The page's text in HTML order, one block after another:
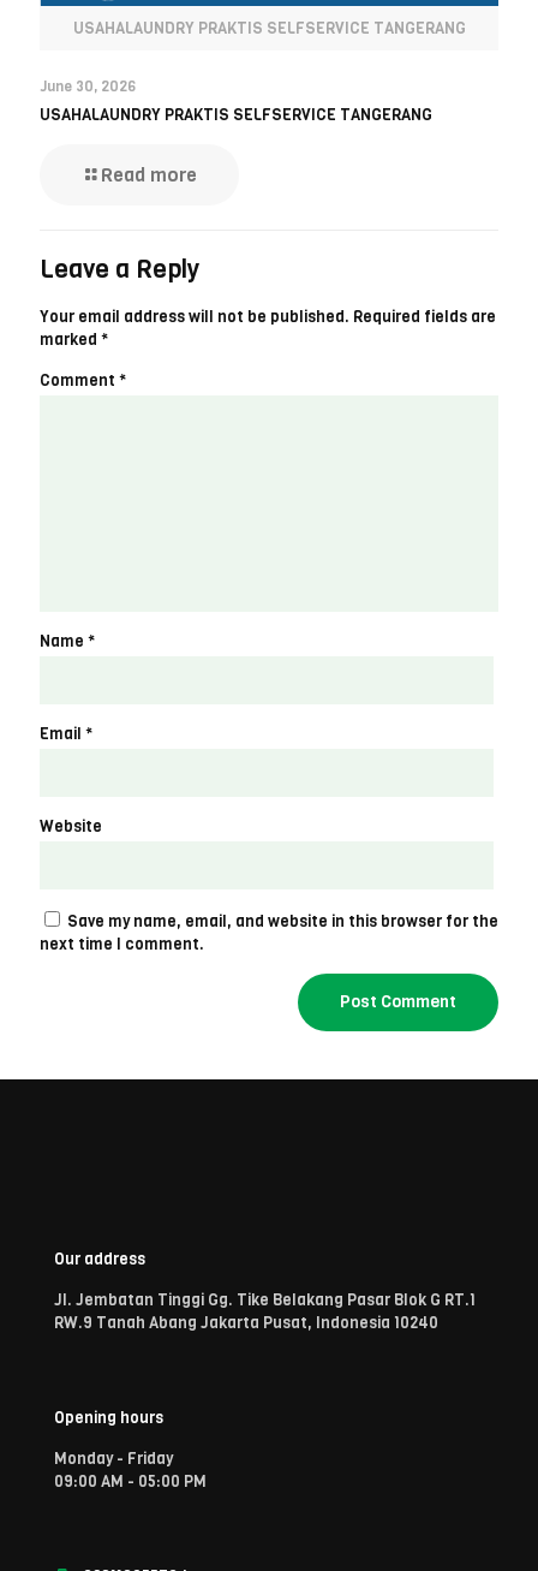
USAHALAUNDRY PRAKTIS SELFSERVICE TANGERANG
June 30, 2026
USAHALAUNDRY PRAKTIS SELFSERVICE TANGERANG
Read more
Leave a Reply
Your email address will not be published. Required fields are
marked *
Comment *
Name *
Email *
Website
Save my name, email, and website in this browser for the
next time I comment.
Our address
Jl. Jembatan Tinggi Gg. Tike Belakang Pasar Blok G RT.1
RW.9 Tanah Abang Jakarta Pusat, Indonesia 10240
Opening hours
Monday - Friday
09:00 AM - 05:00 PM